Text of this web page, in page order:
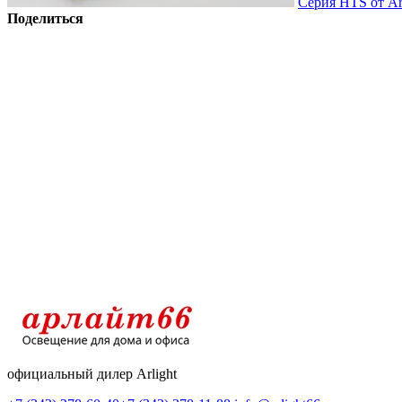
Поделиться
официальный дилер Arlight